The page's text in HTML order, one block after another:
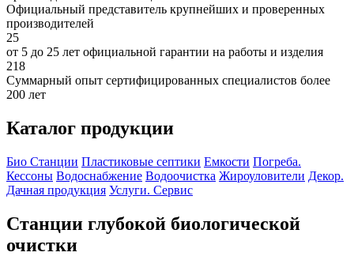
Официальный представитель крупнейших и проверенных
производителей
25
от 5 до 25 лет официальной гарантии на работы и изделия
218
Суммарный опыт сертифицированных специалистов более
200 лет
Каталог продукции
Био Станции Пластиковые септики Емкости Погреба.
Кессоны Водоснабжение Водоочистка Жироуловители Декор.
Дачная продукция Услуги. Сервис
Станции глубокой биологической
очистки